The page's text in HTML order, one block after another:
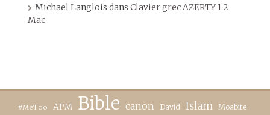
Michael Langlois dans Clavier grec AZERTY 1.2
Mac
#MeToo APM Bible canon David Islam Moabite